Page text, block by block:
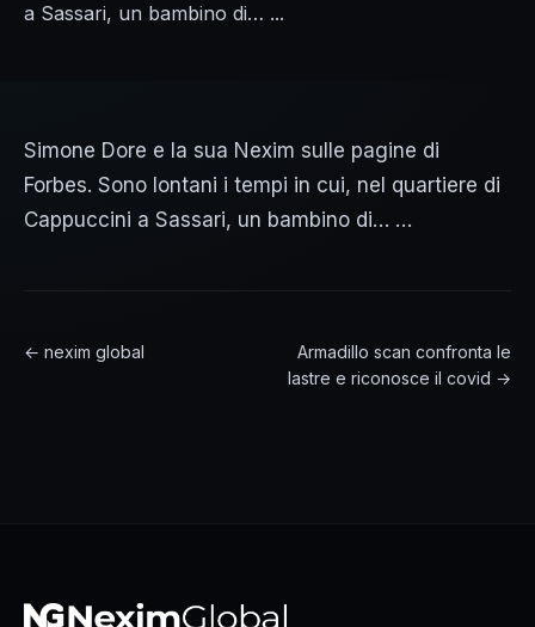
a Sassari, un bambino di… ...
Simone Dore e la sua Nexim sulle pagine di
Forbes. Sono lontani i tempi in cui, nel quartiere di
Cappuccini a Sassari, un bambino di… …
← nexim global
Armadillo scan confronta le
lastre e riconosce il covid →